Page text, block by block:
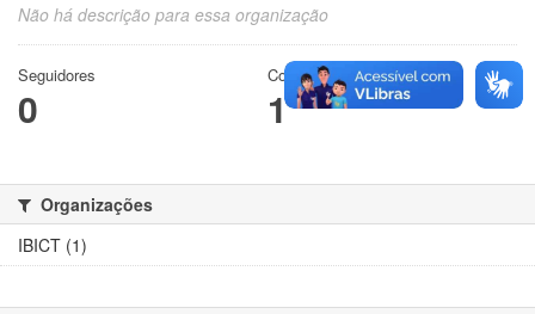
Não há descrição para essa organização
Seguidores
0
Conjuntos de dados
1
Organizações
IBICT (1)